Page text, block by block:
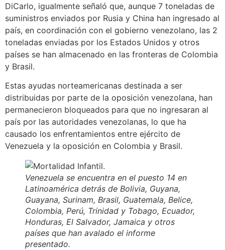
DiCarlo, igualmente señaló que, aunque 7 toneladas de
suministros enviados por Rusia y China han ingresado al
país, en coordinación con el gobierno venezolano, las 2
toneladas enviadas por los Estados Unidos y otros
países se han almacenado en las fronteras de Colombia
y Brasil.
Estas ayudas norteamericanas destinada a ser
distribuidas por parte de la oposición venezolana, han
permanecieron bloqueados para que no ingresaran al
país por las autoridades venezolanas, lo que ha
causado los enfrentamientos entre ejército de
Venezuela y la oposición en Colombia y Brasil.
Venezuela se encuentra en el puesto 14 en
Latinoamérica detrás de Bolivia, Guyana,
Guayana, Surinam, Brasil, Guatemala, Belice,
Colombia, Perú, Trinidad y Tobago, Ecuador,
Honduras, El Salvador, Jamaica y otros
países que han avalado el informe
presentado.